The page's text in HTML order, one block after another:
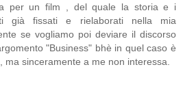
per un film , del quale la storia e i
già fissati e rielaborati nella mia
se vogliamo poi deviare il discorso
"Business" bhè in quel caso è
ma sinceramente a me non interessa.